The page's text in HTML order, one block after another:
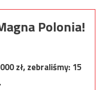
Polonia!
zł, zebraliśmy:15